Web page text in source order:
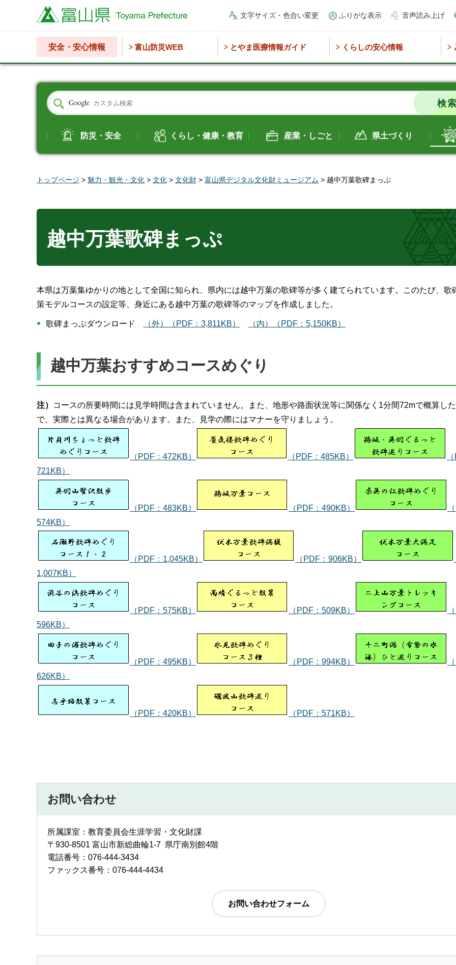
富山県 文字サイズ・色合い変更 ふりがな表示 音声読み上げ
安全・安心情報 富山防災WEB とやま医療情報ガイド くらしの安心情報
防災・安全 くらし・健康・教育 産業・しごと 県土づくり
トップページ > 魅力・観光・文化 > 文化 > 文化財 > 富山県デジタル文化財ミュージアム > 越中万葉歌碑まっぷ
越中万葉歌碑まっぷ
本県は万葉集ゆかりの地として全国に知られ、県内には越中万葉の歌碑等が多く建てられています。このたび、歌
策モデルコースの設定等、身近にある越中万葉の歌碑等のマップを作成しました。
歌碑まっぷダウンロード （外）（PDF：3,811KB） （内）（PDF：5,150KB）
越中万葉おすすめコースめぐり
注）
コースの所要時間には見学時間は含まれていません。また、地形や路面状況等に関係なく1分間72mで概算し
で、実際とは異なる場合があります。また、見学の際にはマナーを守りましょう。
（PDF：472KB） （PDF：485KB）
721KB）
（PDF：483KB） （PDF：490KB）
574KB）
（PDF：1,045KB） （PDF：906KB）
1,007KB）
（PDF：575KB） （PDF：509KB）
596KB）
（PDF：495KB） （PDF：994KB）
626KB）
（PDF：420KB） （PDF：571KB）
お問い合わせ
所属課室：教育委員会生涯学習・文化財課
〒930-8501 富山市新総曲輪1-7 県庁南別館4階
電話番号：076-444-3434
ファックス番号：076-444-4434